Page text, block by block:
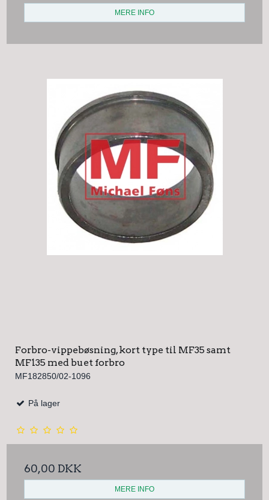
MERE INFO
Forbro-vippebøsning, kort type til MF35 samt
MF135 med buet forbro
MF182850/02-1096
På lager
60,00 DKK
MERE INFO